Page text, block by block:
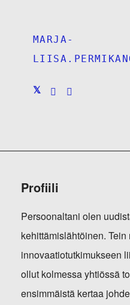
MARJA-
Profiili
Persoonaltani olen
kehittämislähtöinen.
innovaatiotutkimukseen
ollut kolmessa yhtiössä
ensimmäistä kertaa